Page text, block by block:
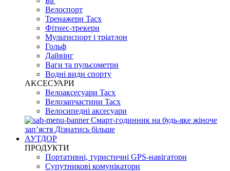
Велоспорт
Тренажери Tacx
Фітнес-трекери
Мультиспорт і тріатлон
Гольф
Дайвінг
Ваги та пульсометри
Водні види спорту
AKCЕСУАРИ
Велоаксесуари Tacx
Велозапчастини Tacx
Велосипедні аксесуари
Смарт-годинник на будь-яке жіноче
запʼястя Дізнатись більше
АУТДОР
ПРОДУКТИ
Портативні, туристичні GPS-навігатори
Супутникові комунікатори